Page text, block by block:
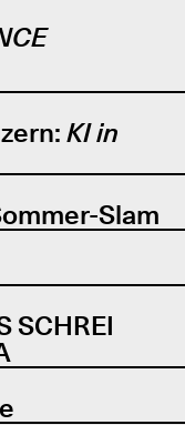
KI in
Slam
SCHREI